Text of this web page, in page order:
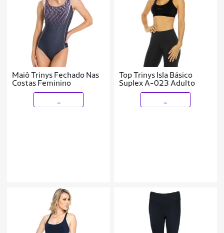
Maiô Trinys Fechado Nas
Costas Feminino
Top Trinys Isla Básico
Suplex A-023 Adulto